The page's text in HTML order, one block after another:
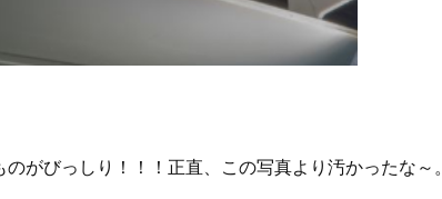
がびっしり！！！正直、この写真より汚かったな～。